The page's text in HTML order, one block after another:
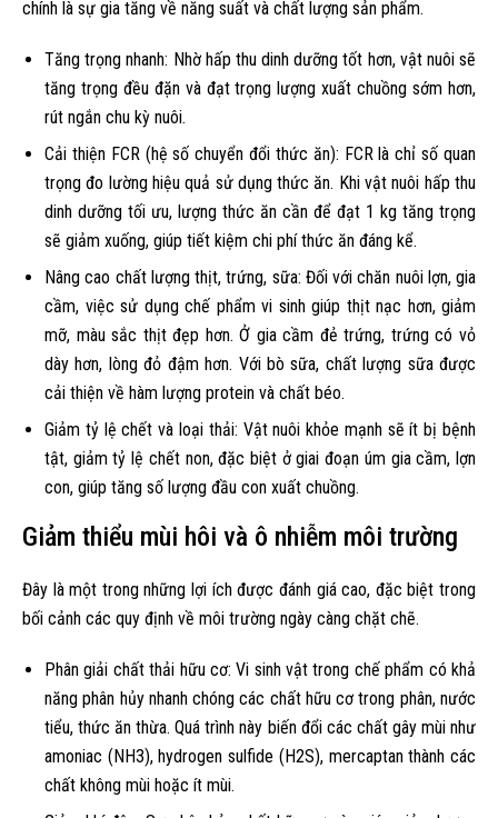
chính là sự gia tăng về năng suất và chất lượng sản phẩm.
Tăng trọng nhanh: Nhờ hấp thu dinh dưỡng tốt hơn, vật nuôi sẽ
tăng trọng đều đặn và đạt trọng lượng xuất chuồng sớm hơn,
rút ngắn chu kỳ nuôi.
Cải thiện FCR (hệ số chuyển đổi thức ăn): FCR là chỉ số quan
trọng đo lường hiệu quả sử dụng thức ăn. Khi vật nuôi hấp thu
dinh dưỡng tối ưu, lượng thức ăn cần để đạt 1 kg tăng trọng
sẽ giảm xuống, giúp tiết kiệm chi phí thức ăn đáng kể.
Nâng cao chất lượng thịt, trứng, sữa: Đối với chăn nuôi lợn, gia
cầm, việc sử dụng chế phẩm vi sinh giúp thịt nạc hơn, giảm
mỡ, màu sắc thịt đẹp hơn. Ở gia cầm đẻ trứng, trứng có vỏ
dày hơn, lòng đỏ đậm hơn. Với bò sữa, chất lượng sữa được
cải thiện về hàm lượng protein và chất béo.
Giảm tỷ lệ chết và loại thải: Vật nuôi khỏe mạnh sẽ ít bị bệnh
tật, giảm tỷ lệ chết non, đặc biệt ở giai đoạn úm gia cầm, lợn
con, giúp tăng số lượng đầu con xuất chuồng.
Giảm thiểu mùi hôi và ô nhiễm môi trường
Đây là một trong những lợi ích được đánh giá cao, đặc biệt trong
bối cảnh các quy định về môi trường ngày càng chặt chẽ.
Phân giải chất thải hữu cơ: Vi sinh vật trong chế phẩm có khả
năng phân hủy nhanh chóng các chất hữu cơ trong phân, nước
tiểu, thức ăn thừa. Quá trình này biến đổi các chất gây mùi như
amoniac (NH3), hydrogen sulfide (H2S), mercaptan thành các
chất không mùi hoặc ít mùi.